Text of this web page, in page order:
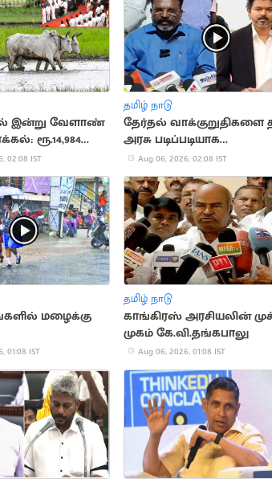
இன்று வேளாண்
ரூ.14,984
02:08 IST
தமிழ் நாடு
தேர்தல்
அரசு படிப்படியாக
நிறைவேற்றும்..
Aug 06, 2026, 02:08 IST
மழைக்கு
01:08 IST
தமிழ் நாடு
காங்கிரஸ் அரசியலின்
முகம் கே.வி.தங்கபாலு
Aug 06, 2026, 01:08 IST